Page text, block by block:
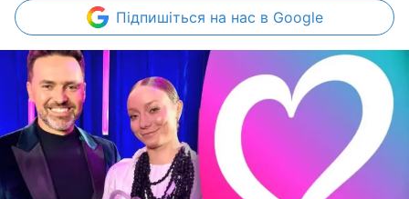
Підпишіться на нас в Google